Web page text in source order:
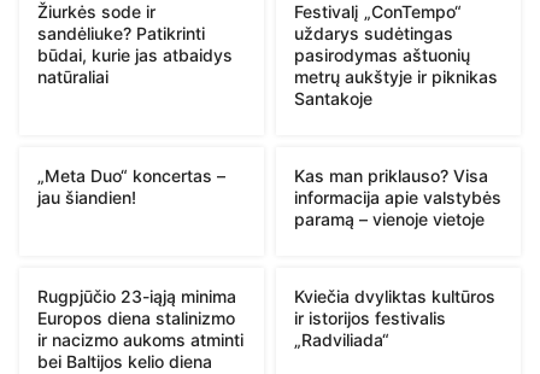
Žiurkės sode ir
sandėliuke? Patikrinti
būdai, kurie jas atbaidys
natūraliai
Festivalį „ConTempo“
uždarys sudėtingas
pasirodymas aštuonių
metrų aukštyje ir piknikas
Santakoje
„Meta Duo“ koncertas –
jau šiandien!
Kas man priklauso? Visa
informacija apie valstybės
paramą – vienoje vietoje
Rugpjūčio 23-iąją minima
Europos diena stalinizmo
ir nacizmo aukoms atminti
bei Baltijos kelio diena
Kviečia dvyliktas kultūros
ir istorijos festivalis
„Radviliada“